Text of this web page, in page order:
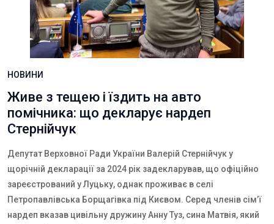
НОВИНИ
Живе з тещею і їздить на авто
помічника: що декларує нардеп
Стернійчук
Депутат Верховної Ради України Валерій Стернійчук у
щорічній декларації за 2024 рік задекларував, що офіційно
зареєстрований у Луцьку, однак проживає в селі
Петропавлівська Борщагівка під Києвом. Серед членів сім’ї
нардеп вказав цивільну дружину Анну Туз, сина Матвія, який